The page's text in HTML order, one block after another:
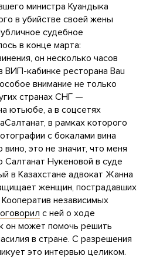
министра Куандыка
в убийстве своей жены
судебное
в конце марта:
он несколько часов
ВИП-кабинке ресторана Bau
внимание не только
странах СНГ —
ютьюбе, а в соцсетях
в рамках которого
с бокалами вина
это не значит, что меня
Нукеновой в суде
в Казахстане адвокат Жанна
женщин, пострадавших
независимых
с ней о ходе
он может помочь решить
в стране. С разрешения
это интервью целиком.